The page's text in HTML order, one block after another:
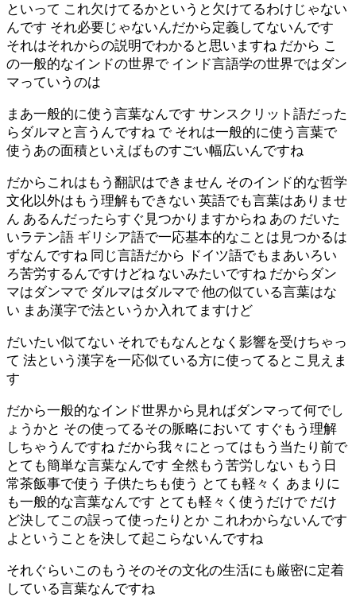
といって これ欠けてるかというと欠けてるわけじゃない
んです それ必要じゃないんだから定義してないんです
それはそれからの説明でわかると思いますね だから こ
の一般的なインドの世界で インド言語学の世界ではダン
マっていうのは
まあ一般的に使う言葉なんです サンスクリット語だった
らダルマと言うんですね で それは一般的に使う言葉で
使うあの面積といえばものすごい幅広いんですね
だからこれはもう翻訳はできません そのインド的な哲学
文化以外はもう理解もできない 英語でも言葉はありませ
ん あるんだったらすぐ見つかりますからね あの だいた
いラテン語 ギリシア語で一応基本的なことは見つかるは
ずなんですね 同じ言語だから ドイツ語でもまあいろい
ろ苦労するんですけどね ないみたいですね だからダン
マはダンマで ダルマはダルマで 他の似ている言葉はな
い まあ漢字で法というか入れてますけど
だいたい似てない それでもなんとなく影響を受けちゃっ
て 法という漢字を一応似ている方に使ってるとこ見えま
す
だから一般的なインド世界から見ればダンマって何でし
ょうかと その使ってるその脈略において すぐもう理解
しちゃうんですね だから我々にとってはもう当たり前で
とても簡単な言葉なんです 全然もう苦労しない もう日
常茶飯事で使う 子供たちも使う とても軽々く あまりに
も一般的な言葉なんです とても軽々く使うだけで だけ
ど決してこの誤って使ったりとか これわからないんです
よということを決して起こらないんですね
それぐらいこのもうそのその文化の生活にも厳密に定着
している言葉なんですね